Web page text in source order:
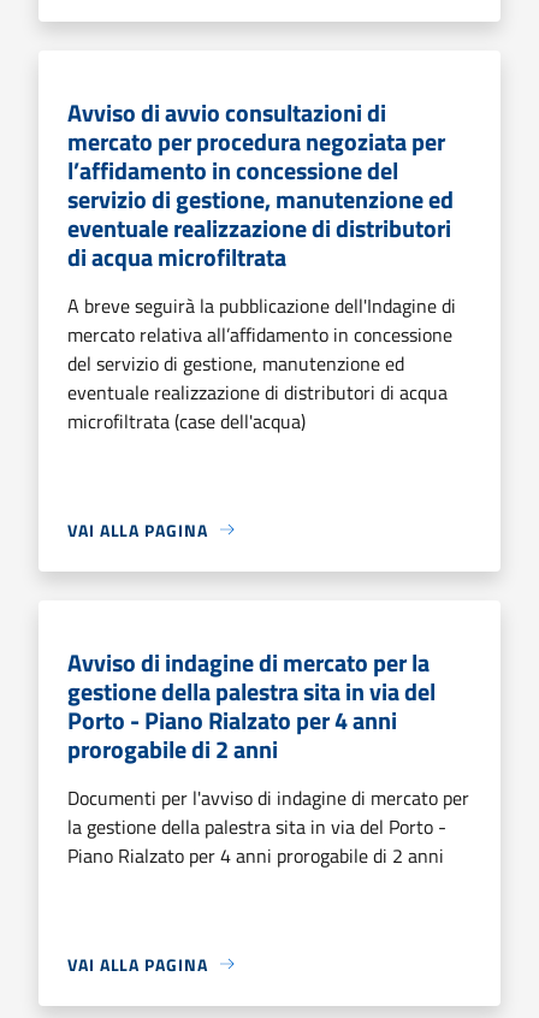
Avviso di avvio consultazioni di
mercato per procedura negoziata per
l’affidamento in concessione del
servizio di gestione, manutenzione ed
eventuale realizzazione di distributori
di acqua microfiltrata
A breve seguirà la pubblicazione dell'Indagine di
mercato relativa all’affidamento in concessione
del servizio di gestione, manutenzione ed
eventuale realizzazione di distributori di acqua
microfiltrata (case dell'acqua)
VAI ALLA PAGINA
Avviso di indagine di mercato per la
gestione della palestra sita in via del
Porto - Piano Rialzato per 4 anni
prorogabile di 2 anni
Documenti per l'avviso di indagine di mercato per
la gestione della palestra sita in via del Porto -
Piano Rialzato per 4 anni prorogabile di 2 anni
VAI ALLA PAGINA